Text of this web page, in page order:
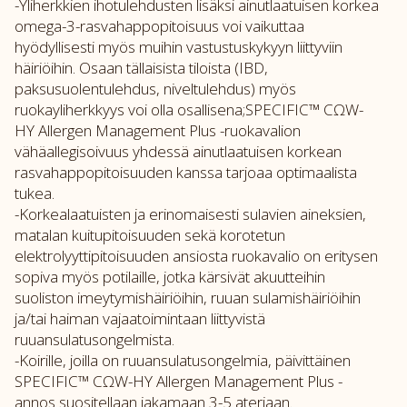
-Yliherkkien ihotulehdusten lisäksi ainutlaatuisen korkea
omega-3-rasvahappopitoisuus voi vaikuttaa
hyödyllisesti myös muihin vastustuskykyyn liittyviin
häiriöihin. Osaan tällaisista tiloista (IBD,
paksusuolentulehdus, niveltulehdus) myös
ruokayliherkkyys voi olla osallisena;SPECIFIC™ CΩW-
HY Allergen Management Plus -ruokavalion
vähäallegisoivuus yhdessä ainutlaatuisen korkean
rasvahappopitoisuuden kanssa tarjoaa optimaalista
tukea.
-Korkealaatuisten ja erinomaisesti sulavien aineksien,
matalan kuitupitoisuuden sekä korotetun
elektrolyyttipitoisuuden ansiosta ruokavalio on eritysen
sopiva myös potilaille, jotka kärsivät akuutteihin
suoliston imeytymishäiriöihin, ruuan sulamishäiriöihin
ja/tai haiman vajaatoimintaan liittyvistä
ruuansulatusongelmista.
-Koirille, joilla on ruuansulatusongelmia, päivittäinen
SPECIFIC™ CΩW-HY Allergen Management Plus -
annos suositellaan jakamaan 3-5 ateriaan.